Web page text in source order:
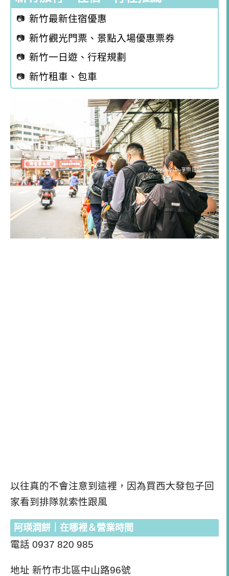
新竹最新住宿優惠
新竹觀光門票、景點入場優惠票券
新竹一日遊、行程規劃
新竹租車、包車
以往真的不會注意到這裡，因為買西大發包子回
家看到排隊就索性跟風
阿瑛潤餅｜在哪裡＆營業時間
電話 0937 820 985
地址 新竹市北區中山路96號